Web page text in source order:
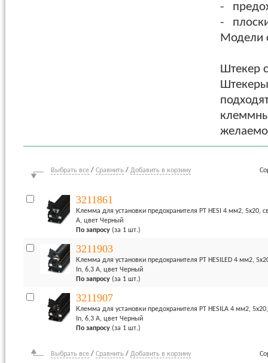
-
-
Модели
Штекер
Выбрать все / Сравнить / Добавить в корзину
3211861
Клемма для установки предохранителя PT HESI 4 мм2, 5x20,
А, цвет Черный
По запросу (за 1 шт.)
3211903
Клемма для установки предохранителя PT HESILED 4 мм2,
In, 6,3 А, цвет Черный
По запросу (за 1 шт.)
3211907
Клемма для установки предохранителя PT HESILA 4 мм2,
In, 6,3 А, цвет Черный
По запросу (за 1 шт.)
Выбрать все / Сравнить / Добавить в корзину